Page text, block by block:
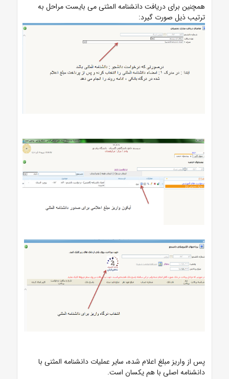
همچنین برای دریافت دانشنامه المثنی می بایست مراحل به
ترتیب ذیل صورت گیرد:
پس از واریز مبلغ اعلام شده، سایر عملیات دانشنامه المثنی با
دانشنامه اصلی با هم یکسان است.